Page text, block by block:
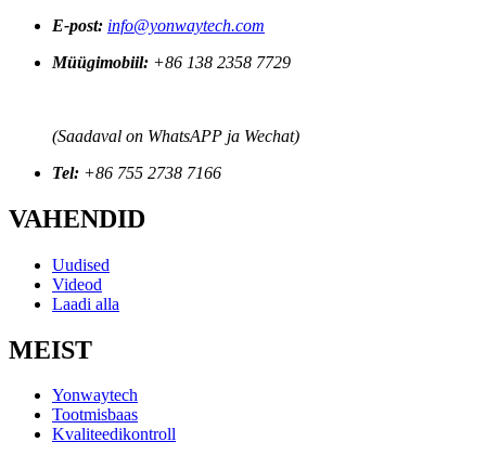
E-post: info@yonwaytech.com
Müügimobiil: +86 138 2358 7729
(Saadaval on WhatsAPP ja Wechat)
Tel: +86 755 2738 7166
VAHENDID
Uudised
Videod
Laadi alla
MEIST
Yonwaytech
Tootmisbaas
Kvaliteedikontroll